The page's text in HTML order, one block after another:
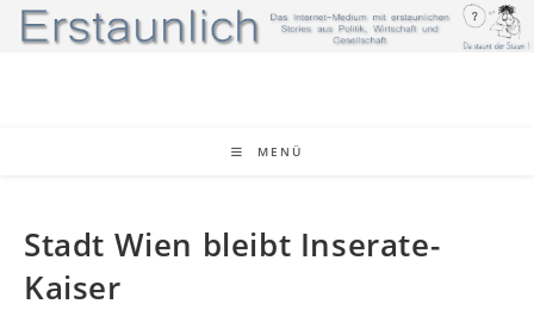
MENÜ
Stadt Wien bleibt Inserate-
Kaiser